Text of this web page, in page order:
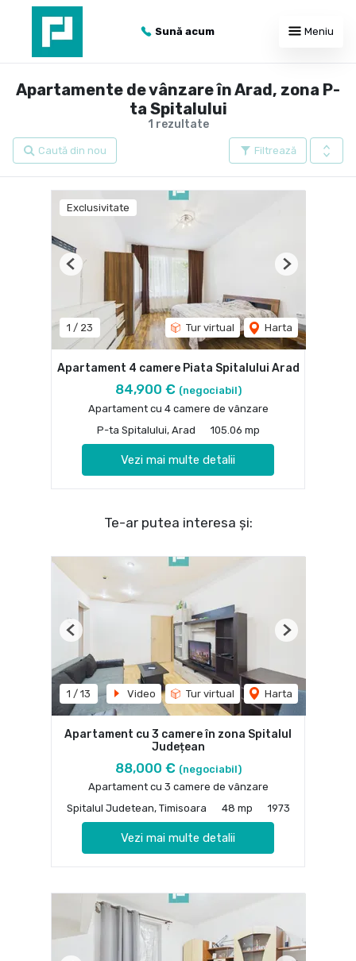
Sună acum Meniu
1 rezultate
Apartamente de vânzare în Arad, zona P-
ta Spitalului
Filtrează
Caută din nou
Exclusivitate
1 / 23 Tur virtual Harta
Previous Next
Apartament 4 camere Piata Spitalului Arad
84,900 € (negociabil)
Apartament cu 4 camere de vânzare
P-ta Spitalului, Arad
105.06 mp
Vezi mai multe detalii
Te-ar putea interesa și:
1 / 13 Video Tur virtual Harta
Previous Next
Apartament cu 3 camere în zona Spitalul
Județean
88,000 € (negociabil)
Apartament cu 3 camere de vânzare
Spitalul Judetean, Timisoara
48 mp 1973
Vezi mai multe detalii